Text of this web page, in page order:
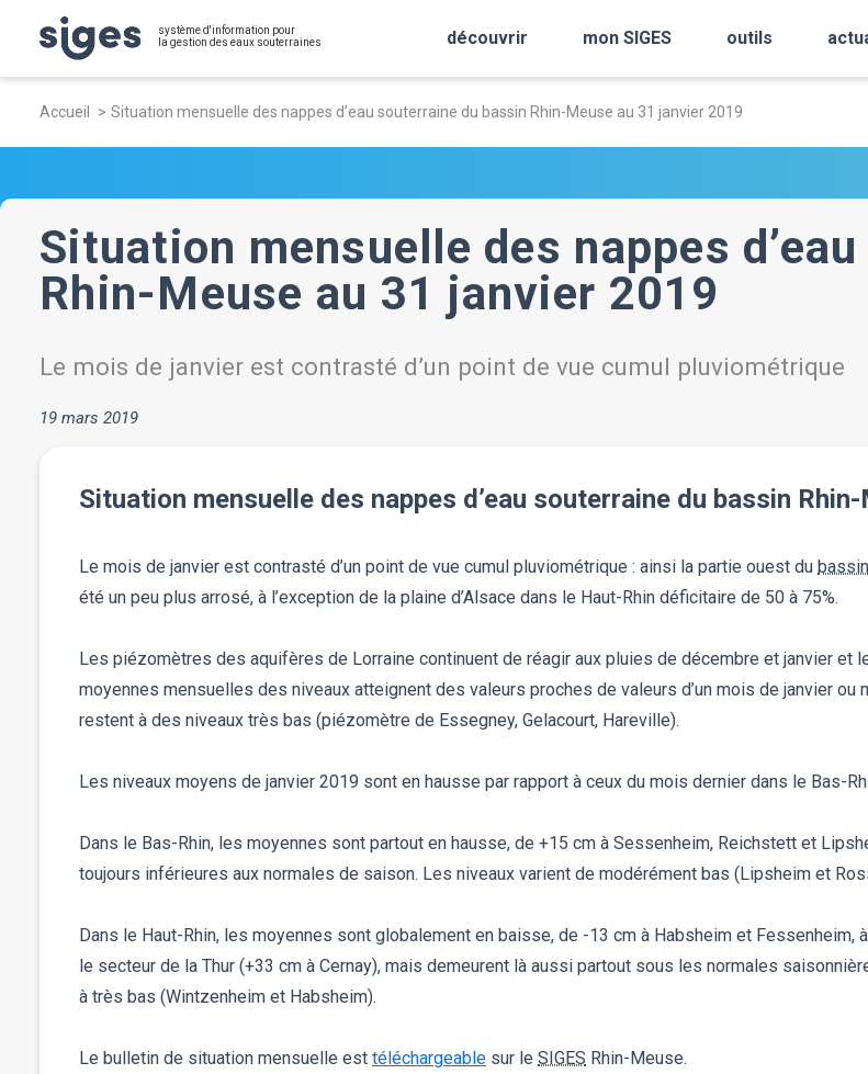
système d'information pour
la gestion des eaux souterraines
découvrir mon SIGES outils
d'Ariane
Accueil Situation mensuelle des nappes d’eau souterraine du bassin Rhin-Meuse au 31 janvier 2019
Situation mensuelle des nappes
Rhin-Meuse au 31 janvier 2019
Le mois de janvier est contrasté d’un point de vue cumul pluviométrique
19 mars 2019
Situation mensuelle des nappes d’eau souterraine du bassin
Le mois de janvier est contrasté d’un point de vue cumul pluviométrique : ainsi la partie ouest du bassin
été un peu plus arrosé, à l’exception de la plaine d’Alsace dans le Haut-Rhin déficitaire de 50 à 75%.
Les piézomètres des aquifères de Lorraine continuent de réagir aux pluies de décembre et janvier et
moyennes mensuelles des niveaux atteignent des valeurs proches de valeurs d’un mois de janvier
restent à des niveaux très bas (piézomètre de Essegney, Gelacourt, Hareville).
Les niveaux moyens de janvier 2019 sont en hausse par rapport à ceux du mois dernier dans le Bas-
Dans le Bas-Rhin, les moyennes sont partout en hausse, de +15 cm à Sessenheim, Reichstett et
toujours inférieures aux normales de saison. Les niveaux varient de modérément bas (Lipsheim et
Dans le Haut-Rhin, les moyennes sont globalement en baisse, de -13 cm à Habsheim et
le secteur de la Thur (+33 cm à Cernay), mais demeurent là aussi partout sous les normales
à très bas (Wintzenheim et Habsheim).
Le bulletin de situation mensuelle est téléchargeable sur le SIGES Rhin-Meuse.
Panneau de gestion des cookies